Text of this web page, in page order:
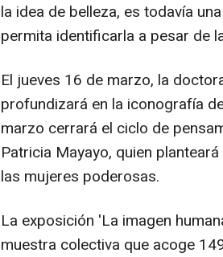
la idea de belleza, es todavía
permita identificarla a pesar de
El jueves 16 de marzo, la
profundizará en la iconografía
marzo cerrará el ciclo de
Patricia Mayayo, quien
las mujeres poderosas.
La exposición 'La imagen
muestra colectiva que acoge